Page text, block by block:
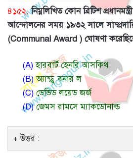
৪১৫২. নিম্নলিখিত কোন ব্রিটিশ
আন্দোলনের সময় ১৯৩২ সালে
(Communal Award ) ঘোষণা
(A)হারবার্ট হেনরি আসকিথ
(B)অ্যান্ড্রু বনার ল
(C) ডেভিড লয়েড জর্জ
(D)জেমস রামসে ম্যাকডোনাল্ড
উত্তর :